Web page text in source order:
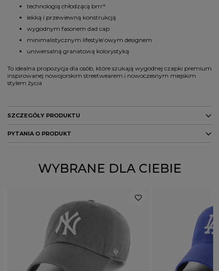
technologią chłodzącą brrr°
lekką i przewiewną konstrukcją
wygodnym fasonem dad cap
minimalistycznym lifestyle’owym designem
uniwersalną granatową kolorystyką
To idealna propozycja dla osób, które szukają wygodnej czapki premium
inspirowanej nowojorskim streetwearem i nowoczesnym miejskim
stylem życia
SZCZEGÓŁY PRODUKTU
Marka 47 Brand
granatowy
Potwierdź obecność oznaczeń lub etykiet
wymaganych przepisami
nie
Rodzaj nakrycia głowy
PYTANIA O PRODUKT
ZADAJ PYTANIE
WYBRANE DLA CIEBIE